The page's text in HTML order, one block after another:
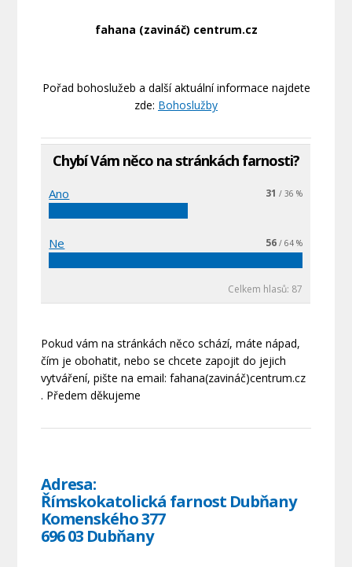
fahana (zavináč) centrum.cz
Pořad bohoslužeb a další aktuální informace najdete
zde: Bohoslužby
Chybí Vám něco na stránkách farnosti?
31/ 36 %
Ano
56/ 64 %
Ne
Celkem hlasů: 87
Pokud vám na stránkách něco schází, máte nápad,
čím je obohatit, nebo se chcete zapojit do jejich
vytváření, pište na email: fahana(zavináč)centrum.cz
. Předem děkujeme
Adresa:
Římskokatolická farnost Dubňany
Komenského 377
696 03 Dubňany